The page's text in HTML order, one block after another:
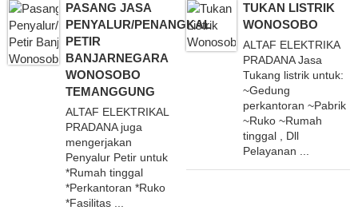
PASANG JASA
PENYALUR/PENANGKAL
PETIR
BANJARNEGARA
WONOSOBO
TEMANGGUNG
ALTAF ELEKTRIKAL
PRADANA juga
mengerjakan
Penyalur Petir untuk
*Rumah tinggal
*Perkantoran *Ruko
*Fasilitas ...
TUKAN LISTRIK
WONOSOBO
ALTAF ELEKTRIKA
PRADANA Jasa
Tukang listrik untuk:
~Gedung
perkantoran ~Pabrik
~Ruko ~Rumah
tinggal , Dll
Pelayanan ...